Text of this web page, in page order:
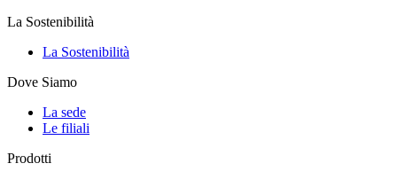
La Sostenibilità
La Sostenibilità
Dove Siamo
La sede
Le filiali
Prodotti